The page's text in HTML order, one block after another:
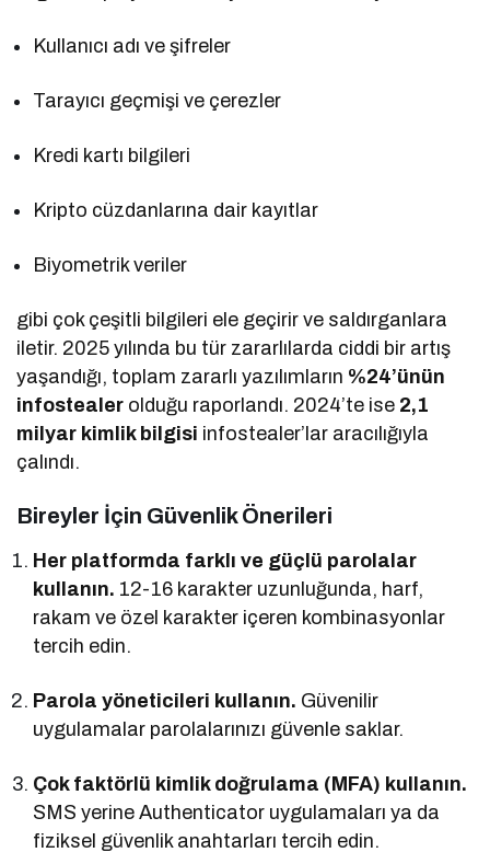
Kullanıcı adı ve şifreler
Tarayıcı geçmişi ve çerezler
Kredi kartı bilgileri
Kripto cüzdanlarına dair kayıtlar
Biyometrik veriler
gibi çok çeşitli bilgileri ele geçirir ve saldırganlara
iletir. 2025 yılında bu tür zararlılarda ciddi bir artış
yaşandığı, toplam zararlı yazılımların %24’ünün
infostealer olduğu raporlandı. 2024’te ise 2,1
milyar kimlik bilgisi infostealer’lar aracılığıyla
çalındı.
Bireyler İçin Güvenlik Önerileri
Her platformda farklı ve güçlü parolalar
kullanın. 12-16 karakter uzunluğunda, harf,
rakam ve özel karakter içeren kombinasyonlar
tercih edin.
Parola yöneticileri kullanın. Güvenilir
uygulamalar parolalarınızı güvenle saklar.
Çok faktörlü kimlik doğrulama (MFA) kullanın.
SMS yerine Authenticator uygulamaları ya da
fiziksel güvenlik anahtarları tercih edin.